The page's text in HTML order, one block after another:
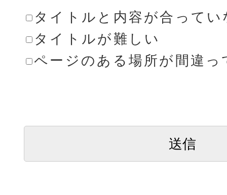
タイトルと内容が合ってい
タイトルが難しい
ページのある場所が間違っ